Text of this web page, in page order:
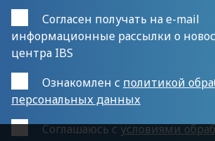
Согласен получать на e-mail
информационные рассылки о
центра IBS
Ознакомлен с политикой
персональных данных
Cоглашаюсь сусловиями